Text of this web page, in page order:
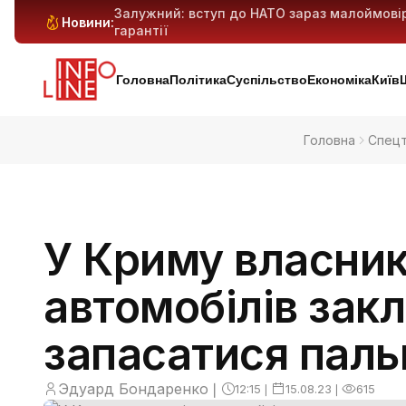
Новини:
Залужний: вступ до НАТО зараз
гарантії
Антибіотикорезистентність у дітей
Генеративний ШІ може витіснити мільйони
Київ і область під масованим ударом: 29
ГоловнаПолітикаСуспільствоЕкономікаКиїв
Головна
У Криму
автомобілів
запасатися
Эдуард Бондаренко ❘ 12:15 ❘ 15.08.23 ❘ 615